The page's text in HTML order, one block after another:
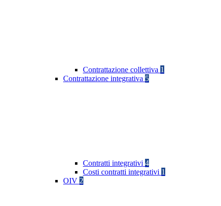
Contrattazione collettiva 1
Contrattazione integrativa 5
Contratti integrativi 4
Costi contratti integrativi 1
OIV 2